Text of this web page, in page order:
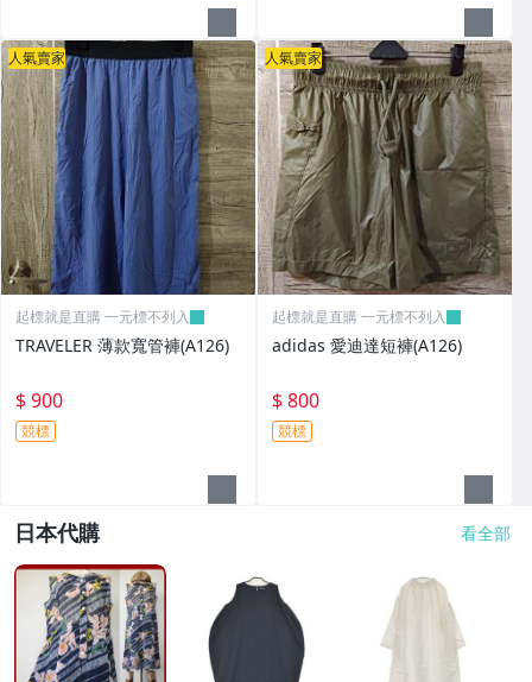
人氣賣家
起標就是直購 一元標不列入
TRAVELER 薄款寬管褲(A126)
$ 900
競標
人氣賣家
起標就是直購 一元標不列入
adidas 愛迪達短褲(A126)
$ 800
競標
日本代購 看全部